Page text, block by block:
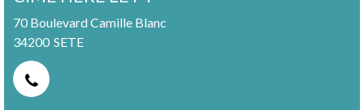
70 Boulevard Camille Blanc
34200 SETE